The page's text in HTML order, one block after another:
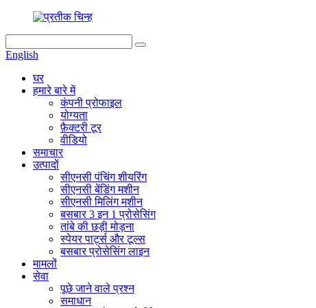
English
घर
हमारे बारे में
कंपनी प्रोफाइल
योग्यता
फ़ैक्टरी टूर
वीडियो
समाचार
उत्पादों
सीएनसी पंचिंग शीयरिंग
सीएनसी बेंडिंग मशीन
सीएनसी मिलिंग मशीन
बसबार 3 इन 1 प्रोसेसिंग
तांबे की छड़ी मोड़ना
स्पेयर पार्ट्स और टूल्स
बसबार प्रोसेसिंग लाइन
मामलों
सेवा
पूछे जाने वाले प्रश्न
समाधान